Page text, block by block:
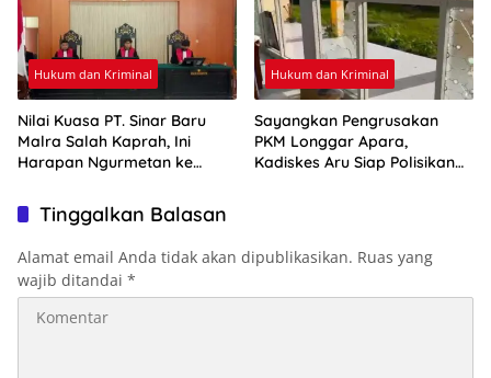
Hukum dan Kriminal
Nilai Kuasa PT. Sinar Baru
Malra Salah Kaprah, Ini
Harapan Ngurmetan ke
Hukum dan Kriminal
Sayangkan Pengrusakan
PKM Longgar Apara,
Kadiskes Aru Siap Polisikan
Tinggalkan Balasan
Alamat email Anda tidak akan dipublikasikan. Ruas yang
wajib ditandai *